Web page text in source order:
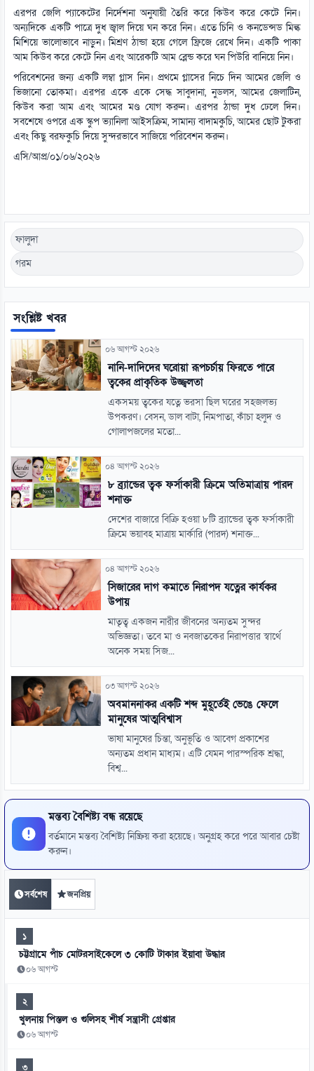
এরপর জেলি প্যাকেটের নির্দেশনা অনুযায়ী তৈরি করে কিউব করে কেটে নিন।
অন্যদিকে একটি পাত্রে দুধ জ্বাল দিয়ে ঘন করে নিন। এতে চিনি ও কনডেন্সড মিল্ক
মিশিয়ে ভালোভাবে নাড়ুন। মিশ্রণ ঠান্ডা হয়ে গেলে ফ্রিজে রেখে দিন। একটি পাকা
আম কিউব করে কেটে নিন এবং আরেকটি আম ব্লেন্ড করে ঘন পিউরি বানিয়ে নিন।
পরিবেশনের জন্য একটি লম্বা গ্লাস নিন। প্রথমে গ্লাসের নিচে দিন আমের জেলি ও
ভিজানো তোকমা। এরপর একে একে সেদ্ধ সাবুদানা, নুডলস, আমের জেলাটিন,
কিউব করা আম এবং আমের মণ্ড যোগ করুন। এরপর ঠান্ডা দুধ ঢেলে দিন।
সবশেষে ওপরে এক স্কুপ ভ্যানিলা আইসক্রিম, সামান্য বাদামকুচি, আমের ছোট টুকরা
এবং কিছু বরফকুচি দিয়ে সুন্দরভাবে সাজিয়ে পরিবেশন করুন।
এসি/আপ্র/০১/০৬/২০২৬
ফালুদা
গরম
সংশ্লিষ্ট খবর
০৬ আগস্ট ২০২৬
নানি-দাদিদের ঘরোয়া রূপচর্চায় ফিরতে পারে
ত্বকের প্রাকৃতিক উজ্জ্বলতা
একসময় ত্বকের যত্নে ভরসা ছিল ঘরের সহজলভ্য
উপকরণ। বেসন, ডাল বাটা, নিমপাতা, কাঁচা হলুদ ও
গোলাপজলের মতো...
০৪ আগস্ট ২০২৬
৮ ব্র্যান্ডের ত্বক ফর্সাকারী ক্রিমে অতিমাত্রায় পারদ
শনাক্ত
দেশের বাজারে বিক্রি হওয়া ৮টি ব্র্যান্ডের ত্বক ফর্সাকারী
ক্রিমে ভয়াবহ মাত্রায় মার্কারি (পারদ) শনাক্ত...
০৪ আগস্ট ২০২৬
সিজারের দাগ কমাতে নিরাপদ যত্নের কার্যকর
উপায়
মাতৃত্ব একজন নারীর জীবনের অন্যতম সুন্দর
অভিজ্ঞতা। তবে মা ও নবজাতকের নিরাপত্তার স্বার্থে
অনেক সময় সিজ...
০৩ আগস্ট ২০২৬
অবমাননাকর একটি শব্দ মুহূর্তেই ভেঙে ফেলে
মানুষের আত্মবিশ্বাস
ভাষা মানুষের চিন্তা, অনুভূতি ও আবেগ প্রকাশের
অন্যতম প্রধান মাধ্যম। এটি যেমন পারস্পরিক শ্রদ্ধা,
বিশ্ব...
মন্তব্য বৈশিষ্ট্য বন্ধ রয়েছে
বর্তমানে মন্তব্য বৈশিষ্ট্য নিষ্ক্রিয় করা হয়েছে। অনুগ্রহ করে পরে আবার চেষ্টা
করুন।
সর্বশেষ জনপ্রিয়
১
চট্টগ্রামে পাঁচ মোটরসাইকেলে ৩ কোটি টাকার ইয়াবা উদ্ধার
০৬ আগস্ট
২
খুলনায় পিস্তল ও গুলিসহ শীর্ষ সন্ত্রাসী গ্রেপ্তার
০৬ আগস্ট
৩